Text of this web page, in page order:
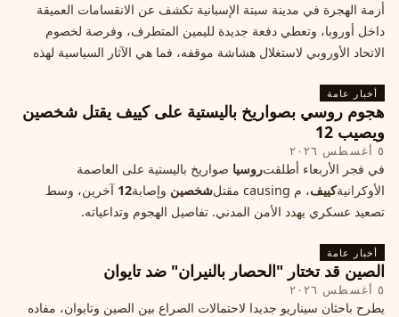
أزمة الهجرة في مدينة سبتة الإسبانية تكشف عن الانقسامات العميقة
داخل أوروبا، وتعطي دفعة جديدة لليمين المتطرف، وفرصة لخصوم
الاتحاد الأوروبي لاستغلال هشاشة موقفه، فما هي الآثار السياسية لهذه
أخبار عامة
هجوم روسي بصواريخ باليستية على كييف يقتل شخصين
ويصيب 12
٥ أغسطس ٢٠٢٦
في فجر الأربعاء أطلقتروسيا صواريخ باليستية على العاصمة
الأوكرانيةكييف، م causing مقتل شخصين وإصابة12 آخرين، وسط
تصعيد عسكري يهدد الأمن المدني. تفاصيل الهجوم وتداعياته.
أخبار عامة
الصين قد تختار "الحصار بالنيران" ضد تايوان
٥ أغسطس ٢٠٢٦
يطرح باحثان سيناريو جديدا لاحتمالات الصراع بين الصين وتايوان، مفاده